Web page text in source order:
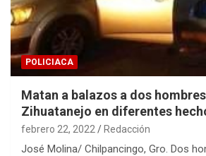
POLICIACA
Matan a balazos a dos
Zihuatanejo en diferentes
febrero 22, 2022 Redacción
José Molina/ Chilpancingo, Gro. Dos